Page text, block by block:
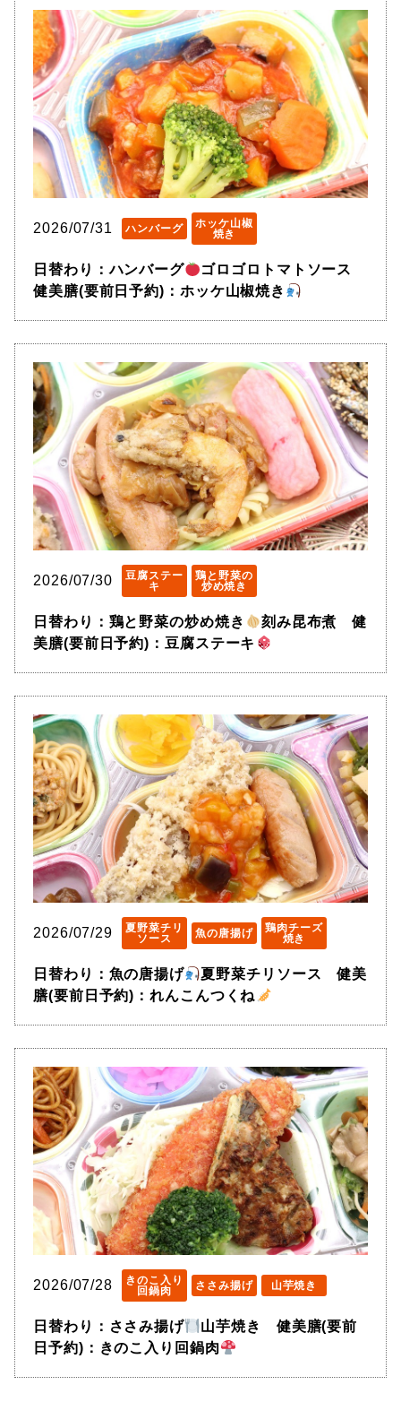
2026/07/31 ハンバーグ
ホッケ山椒
焼き
日替わり：ハンバーグ
ゴロゴロトマトソース
健美膳(要前日予約)：ホッケ山椒焼き
2026/07/30
豆腐ステー
キ
鶏と野菜の
炒め焼き
日替わり：鶏と野菜の炒め焼き
刻み昆布煮 健
美膳(要前日予約)：豆腐ステーキ
2026/07/29
夏野菜チリ
ソース
魚の唐揚げ
鶏肉チーズ
焼き
日替わり：魚の唐揚げ
夏野菜チリソース 健美
膳(要前日予約)：れんこんつくね
2026/07/28
きのこ入り
回鍋肉
ささみ揚げ 山芋焼き
日替わり：ささみ揚げ
山芋焼き 健美膳(要前
日予約)：きのこ入り回鍋肉